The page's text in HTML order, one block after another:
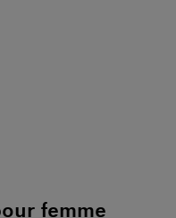
femme